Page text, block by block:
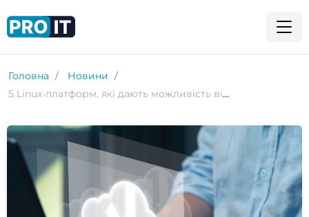
Головна
Новини
5 Linux-платформ, які дають можливість відмовитися від публічної хмари